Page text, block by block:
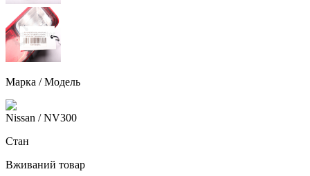
Марка / Модель
Nissan / NV300
Стан
Вживаний товар